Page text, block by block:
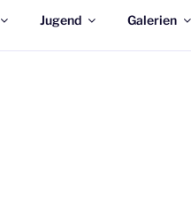
Jugend Galerien